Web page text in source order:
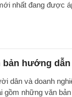
nhất đang được
bản hướng
dân và doanh
gồm những văn